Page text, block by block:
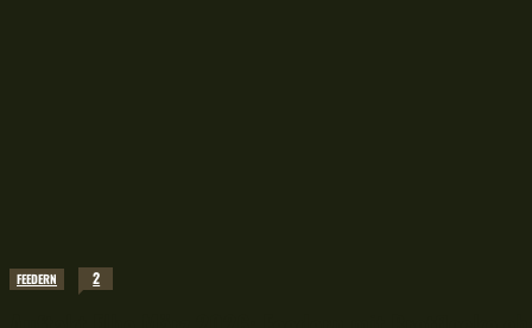
FEEDERN 2